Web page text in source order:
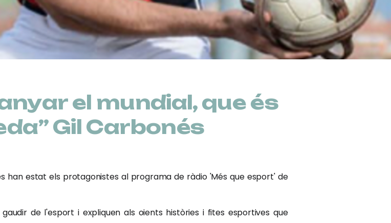
el mundial, que és
Gil Carbonés
han estat els protagonistes al programa de ràdio 'Més que esport' de
de l'esport i expliquen als oients històries i fites esportives que